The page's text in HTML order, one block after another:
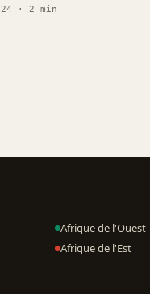
· 2 min
Afrique de l'Ouest
Afrique de l'Est